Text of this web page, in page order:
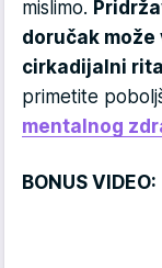
mislimo.
doručak može
cirkadijalni
primetite
mentalnog
BONUS VIDEO: